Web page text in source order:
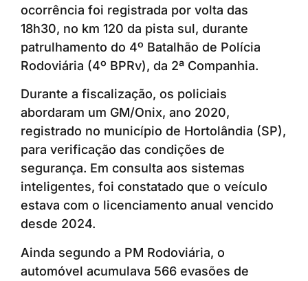
ocorrência foi registrada por volta das
18h30, no km 120 da pista sul, durante
patrulhamento do 4º Batalhão de Polícia
Rodoviária (4º BPRv), da 2ª Companhia.
Durante a fiscalização, os policiais
abordaram um GM/Onix, ano 2020,
registrado no município de Hortolândia (SP),
para verificação das condições de
segurança. Em consulta aos sistemas
inteligentes, foi constatado que o veículo
estava com o licenciamento anual vencido
desde 2024.
Ainda segundo a PM Rodoviária, o
automóvel acumulava 566 evasões de